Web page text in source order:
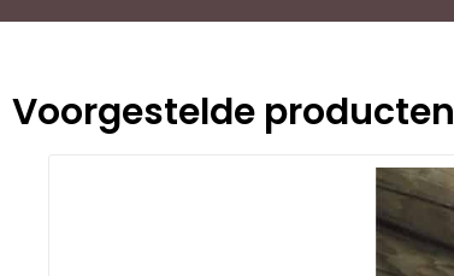
Voorgestelde producten